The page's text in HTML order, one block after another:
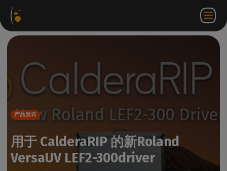
ZH
产品发布
用于 CalderaRIP 的新Roland
VersaUV LEF2-300driver